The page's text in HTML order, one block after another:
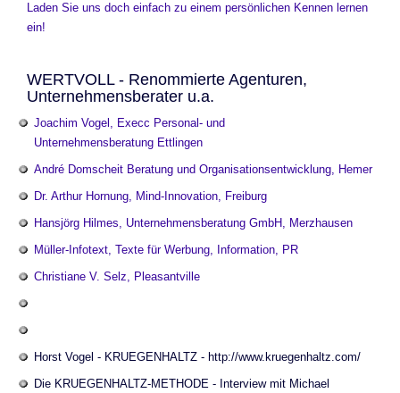
Laden Sie uns doch einfach zu einem persönlichen Kennen lernen
ein!
WERTVOLL - Renommierte Agenturen,
Unternehmensberater u.a.
Joachim Vogel, Execc Personal- und
Unternehmensberatung Ettlingen
André Domscheit Beratung und Organisationsentwicklung, Hemer
Dr. Arthur Hornung, Mind-Innovation, Freiburg
Hansjörg Hilmes, Unternehmensberatung GmbH, Merzhausen
Müller-Infotext, Texte für Werbung, Information, PR
Christiane V. Selz, Pleasantville
Horst Vogel - KRUEGENHALTZ - http://www.kruegenhaltz.com/
Die KRUEGENHALTZ-METHODE - Interview mit Michael